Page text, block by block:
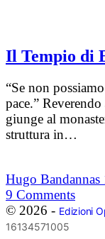
Il Tempio di
“Se non
pace.”
giunge al
struttura in…
Hugo Bandannas
9 Comments
© 2026 - Edizioni
16134571005